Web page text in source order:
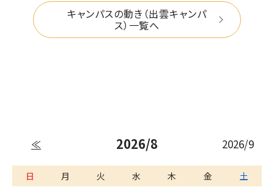
キャンパスの動き（出雲キャンパ
ス）一覧へ
≪ 2026/8 2026/9
日 月 火 水 木 金
土